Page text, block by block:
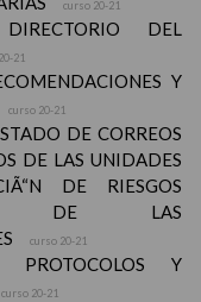
curso 20-21
DEL
21
Y
curso 20-21
DE CORREOS
DE LAS UNIDADES
DE RIESGOS
DE LAS
curso 20-21
Y
curso 20-21